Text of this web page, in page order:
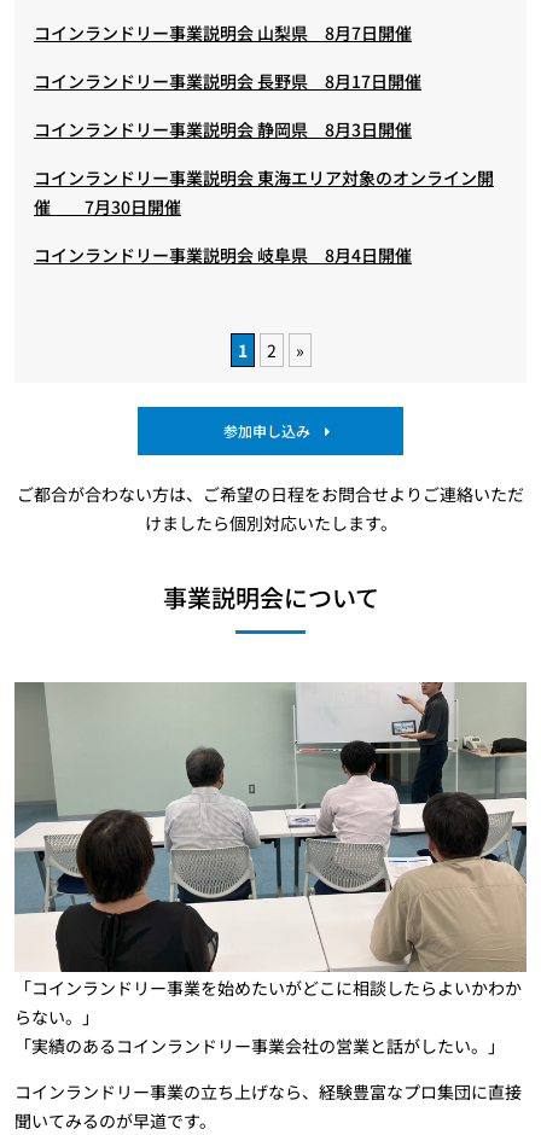
コインランドリー事業説明会 山梨県 8月7日開催
コインランドリー事業説明会 長野県 8月17日開催
コインランドリー事業説明会 静岡県 8月3日開催
コインランドリー事業説明会 東海エリア対象のオンライン開
催 7月30日開催
コインランドリー事業説明会 岐阜県 8月4日開催
1 2 »
参加申し込み
ご都合が合わない方は、ご希望の日程をお問合せよりご連絡いただ
けましたら個別対応いたします。
事業説明会について
「コインランドリー事業を始めたいがどこに相談したらよいかわか
らない。」
「実績のあるコインランドリー事業会社の営業と話がしたい。」
コインランドリー事業の立ち上げなら、経験豊富なプロ集団に直接
聞いてみるのが早道です。